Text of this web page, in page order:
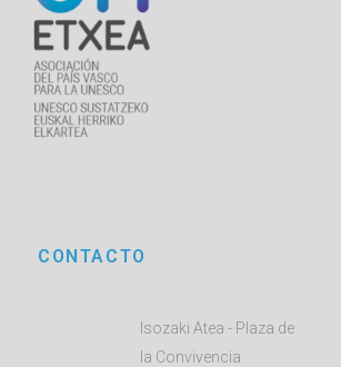
CONTACTO
Isozaki Atea - Plaza de
la Convivencia